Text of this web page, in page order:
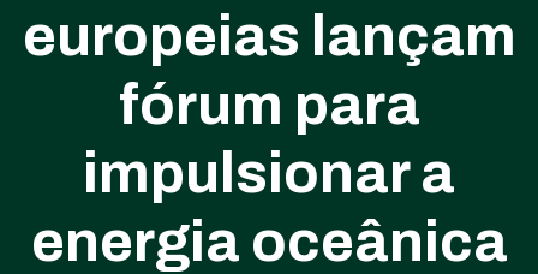
europeias lançam
fórum para
impulsionar a
energia oceânica